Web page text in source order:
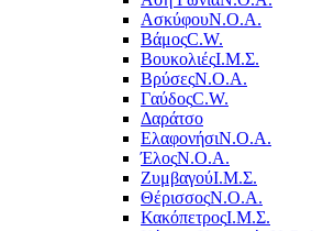
ΑσκύφουΝ.Ο.Α.
ΒάμοςC.W.
ΒουκολιέςΙ.Μ.Σ.
ΒρύσεςΝ.Ο.Α.
ΓαύδοςC.W.
Δαράτσο
ΕλαφονήσιΝ.Ο.Α.
ΈλοςΝ.Ο.Α.
ΖυμβαγούΙ.Μ.Σ.
ΘέρισσοςΝ.Ο.Α.
ΚακόπετροςΙ.Μ.Σ.